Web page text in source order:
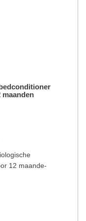
12 maande-